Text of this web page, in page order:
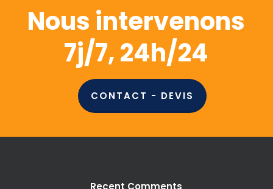
Nous intervenons
7j/7, 24h/24
CONTACT - DEVIS
Recent Comments